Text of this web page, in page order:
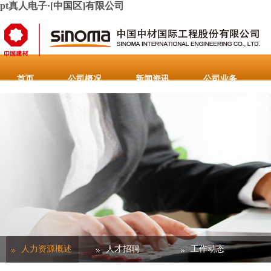
pt真人电子·[中国区]有限公司
首页 公司概况 新闻资讯 公司业务
联系pt真人电子·[中国区]有限公司
人力资源概述 人才招聘 工作动态